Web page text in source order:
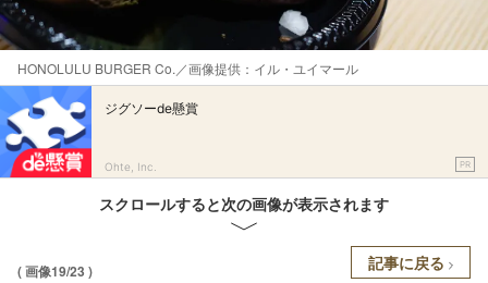
HONOLULU BURGER Co.／画像提供：イル・ユイマール
ジグソーde懸賞
Ohte, Inc. PR
スクロールすると次の画像が表示されます
( 画像19/23 ) 記事に戻る